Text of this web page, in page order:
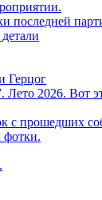
последней
Герцог
Лето 2026. Вот
с прошедших
фотки.